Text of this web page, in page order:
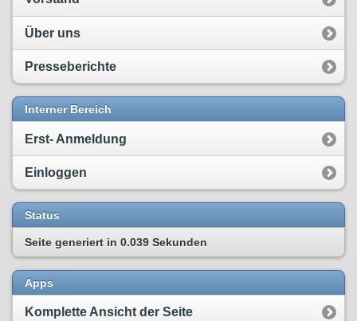
Über uns
Presseberichte
Interner Bereich
Erst- Anmeldung
Einloggen
Status
Seite generiert in 0.039 Sekunden
Apps
Komplette Ansicht der Seite